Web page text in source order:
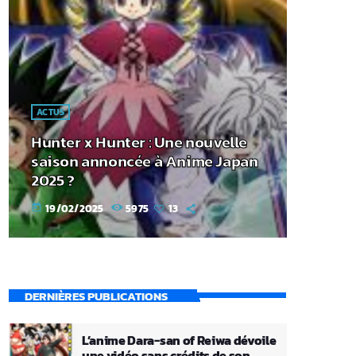
ACTUS
Hunter x Hunter : Une nouvelle
saison annoncée à Anime Japan
2025 ?
today 19/02/2025 5975 13
DERNIÈRES PUBLICATIONS
L’anime Dara-san of Reiwa dévoile